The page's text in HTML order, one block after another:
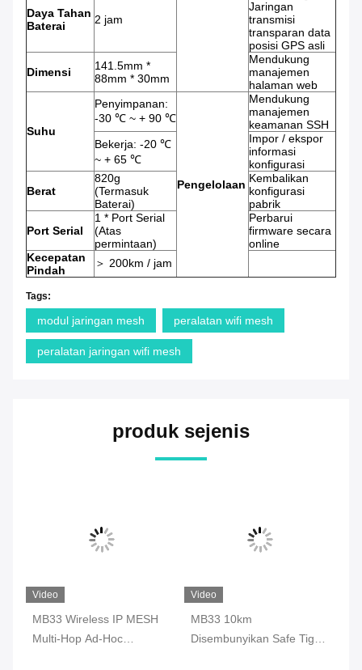
Daya Tahan
Baterai
2 jam
Jaringan
transmisi
transparan data
posisi GPS asli
Dimensi
141.5mm *
88mm * 30mm
Mendukung
manajemen
halaman web
Suhu
Penyimpanan:
-30 ℃ ~ + 90 ℃
Pengelolaan
Mendukung
manajemen
keamanan SSH
Bekerja: -20 ℃
~ + 65 ℃
Impor / ekspor
informasi
konfigurasi
Berat
820g
(Termasuk
Baterai)
Kembalikan
konfigurasi
pabrik
Port Serial
1 * Port Serial
(Atas
permintaan)
Perbarui
firmware secara
online
Kecepatan
Pindah
＞ 200km / jam
Tags:
modul jaringan mesh peralatan wifi mesh
peralatan jaringan wifi mesh
produk sejenis
Video
MB33 Wireless IP MESH
Multi-Hop Ad-Hoc
Video
MB33 10km
Disembunyikan Safe Tight